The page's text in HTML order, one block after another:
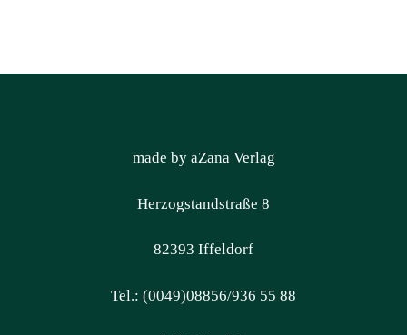
made by aZana Verlag
Herzogstandstraße 8
82393 Iffeldorf
Tel.: (0049)08856/936 55 88